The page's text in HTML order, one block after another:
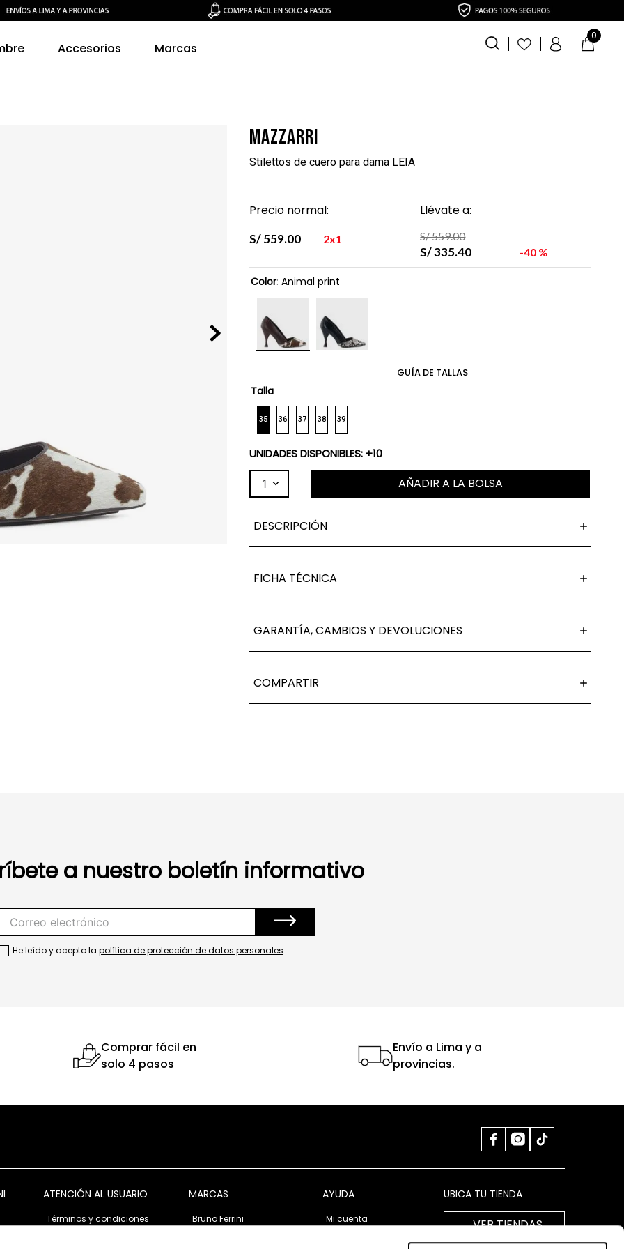
Accesorios Marcas
0
Mazzarri
Stilettos de cuero para dama LEIA
Precio normal:
S/ 559.00 2x1
Llévate a:
S/559.00
S/335.40 40 %
Color: Animal print
Talla
35 36 37 38 39
GUÍA DE TALLAS
UNIDADES DISPONIBLES: +10
1 AÑADIR A LA BOLSA
DESCRIPCIÓN
FICHA TÉCNICA
GARANTÍA, CAMBIOS Y DEVOLUCIONES
COMPARTIR
a nuestro boletín informativo
He leído y acepto la política de protección de datos personales
Comprar fácil en
solo 4 pasos
Envío a Lima y a
provincias.
ATENCIÓN AL USUARIO
Términos y condiciones
MARCAS
Bruno Ferrini
AYUDA
Mi cuenta
UBICA TU TIENDA
VER TIENDAS